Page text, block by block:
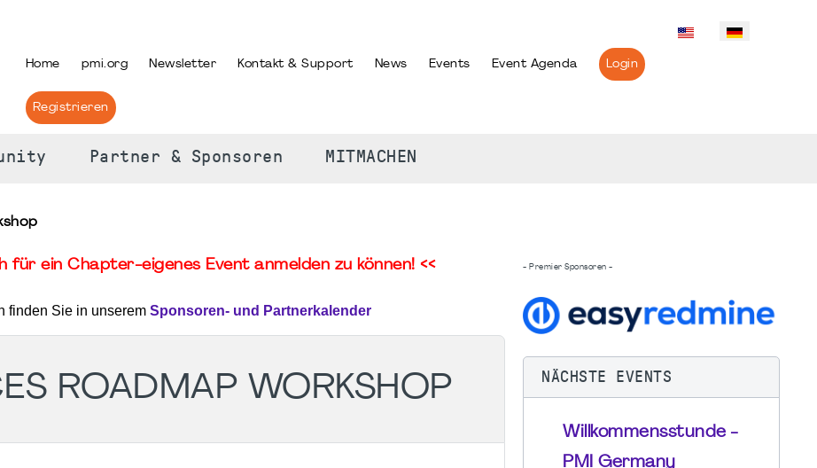
Home pmi.org Newsletter Kontakt & Support News Events Event Agenda Login
Registrieren
Partner & Sponsoren MITMACHEN
für ein Chapter-eigenes Event anmelden zu können! <<
finden Sie in unserem Sponsoren- und Partnerkalender
ROADMAP WORKSHOP
- Premier Sponsoren -
NÄCHSTE EVENTS
Willkommensstunde -
PMI Germany